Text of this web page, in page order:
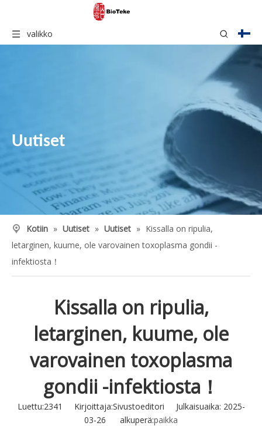
valikko
Uutiset
Kotiin » Uutiset » Uutiset » Kissalla on ripulia,
letarginen, kuume, ole varovainen toxoplasma gondii -
infektiosta！
Kissalla on ripulia,
letarginen, kuume, ole
varovainen toxoplasma
gondii -infektiosta！
Luettu:2341
Kirjoittaja:Sivustoeditori Julkaisuaika: 2025-
03-26 alkuperä:paikka